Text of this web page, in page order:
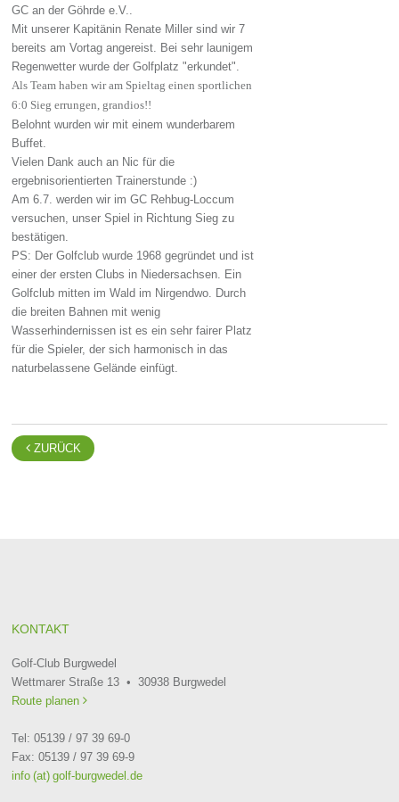
GC an der Göhrde e.V..
Mit unserer Kapitänin Renate Miller sind wir 7
bereits am Vortag angereist. Bei sehr launigem
Regenwetter wurde der Golfplatz "erkundet".
Als Team haben wir am Spieltag einen sportlichen
6:0 Sieg errungen, grandios!!
Belohnt wurden wir mit einem wunderbarem
Buffet.
Vielen Dank auch an Nic für die
ergebnisorientierten Trainerstunde :)
Am 6.7. werden wir im GC Rehbug-Loccum
versuchen, unser Spiel in Richtung Sieg zu
bestätigen.
PS: Der Golfclub wurde 1968 gegründet und ist
einer der ersten Clubs in Niedersachsen. Ein
Golfclub mitten im Wald im Nirgendwo. Durch
die breiten Bahnen mit wenig
Wasserhindernissen ist es ein sehr fairer Platz
für die Spieler, der sich harmonisch in das
naturbelassene Gelände einfügt.
ZURÜCK
KONTAKT
Golf-Club Burgwedel
Wettmarer Straße 13 • 30938 Burgwedel
Route planen
Tel: 05139 / 97 39 69-0
Fax: 05139 / 97 39 69-9
info (at) golf-burgwedel.de